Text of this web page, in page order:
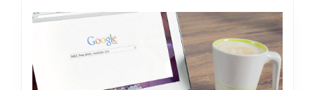
že
se
hodně
rychle
šíří!